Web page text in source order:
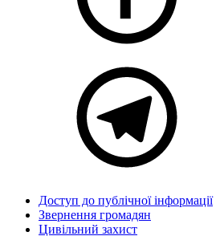
Доступ до публічної інформації
Звернення громадян
Цивільний захист